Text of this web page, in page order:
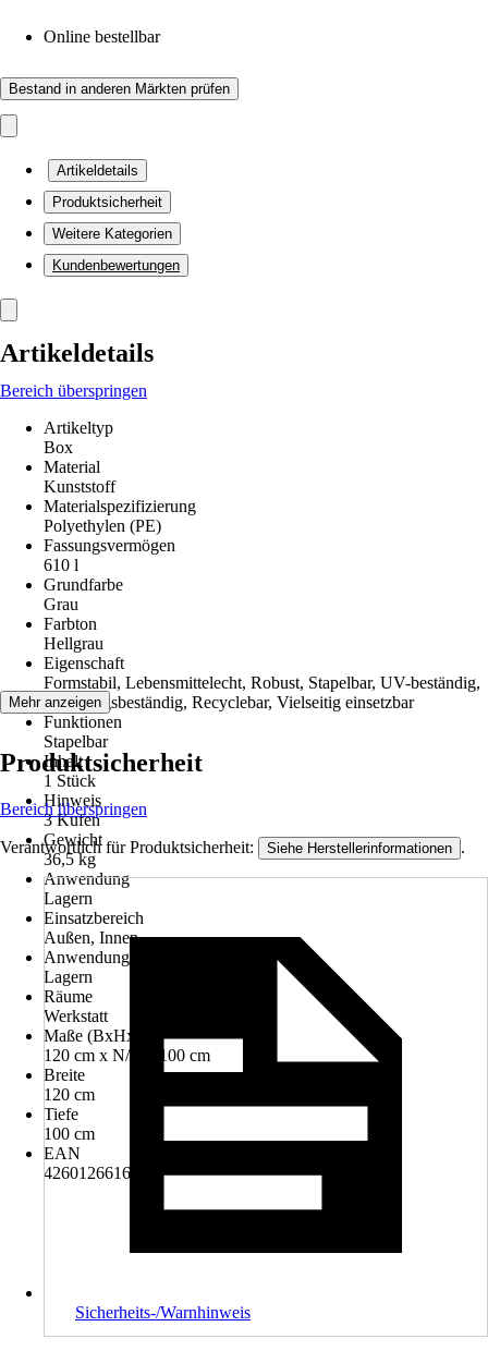
Online bestellbar
Bestand in anderen Märkten prüfen
Artikeldetails
Produktsicherheit
Weitere Kategorien
Kundenbewertungen
Artikeldetails
Bereich überspringen
Artikeltyp
Box
Material
Kunststoff
Materialspezifizierung
Polyethylen (PE)
Fassungsvermögen
610 l
Grundfarbe
Grau
Farbton
Hellgrau
Eigenschaft
Formstabil, Lebensmittelecht, Robust, Stapelbar, UV-beständig,
Witterungsbeständig, Recyclebar, Vielseitig einsetzbar
Funktionen
Stapelbar
Inhalt
1 Stück
Hinweis
3 Kufen
Gewicht
36,5 kg
Anwendung
Lagern
Einsatzbereich
Außen, Innen
Anwendungsbereich
Lagern
Räume
Werkstatt
Maße (BxHxT)
120 cm x N/A x 100 cm
Breite
120 cm
Tiefe
100 cm
EAN
4260126616134
Mehr anzeigen
Produktsicherheit
Bereich überspringen
Verantwortlich für Produktsicherheit: Siehe Herstellerinformationen .
Sicherheits-/Warnhinweis